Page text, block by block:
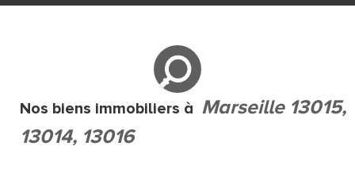
Nos biens immobiliers à Marseille 13015,
13014, 13016